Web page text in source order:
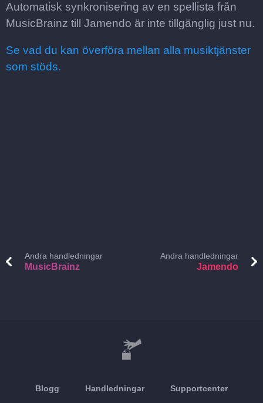
Automatisk synkronisering av en spellista från
MusicBrainz till Jamendo är inte tillgänglig just nu.
Se vad du kan överföra mellan alla musiktjänster
som stöds.
Andra handledningar
MusicBrainz
Andra handledningar
Jamendo
Blogg Handledningar Supportcenter